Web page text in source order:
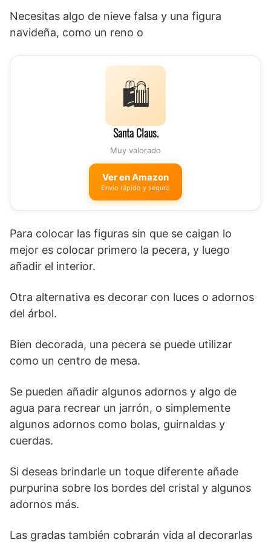
Necesitas algo de nieve falsa y una figura
navideña, como un reno o
🛍️
Santa Claus.
Muy valorado
Ver en Amazon
Envío rápido y seguro
Para colocar las figuras sin que se caigan lo
mejor es colocar primero la pecera, y luego
añadir el interior.
Otra alternativa es decorar con luces o adornos
del árbol.
Bien decorada, una pecera se puede utilizar
como un centro de mesa.
Se pueden añadir algunos adornos y algo de
agua para recrear un jarrón, o simplemente
algunos adornos como bolas, guirnaldas y
cuerdas.
Si deseas brindarle un toque diferente añade
purpurina sobre los bordes del cristal y algunos
adornos más.
Las gradas también cobrarán vida al decorarlas